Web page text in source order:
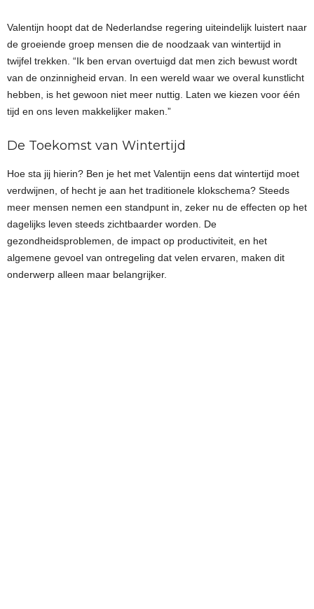
Valentijn hoopt dat de Nederlandse regering uiteindelijk luistert naar
de groeiende groep mensen die de noodzaak van wintertijd in
twijfel trekken. “Ik ben ervan overtuigd dat men zich bewust wordt
van de onzinnigheid ervan. In een wereld waar we overal kunstlicht
hebben, is het gewoon niet meer nuttig. Laten we kiezen voor één
tijd en ons leven makkelijker maken.”
De Toekomst van Wintertijd
Hoe sta jij hierin? Ben je het met Valentijn eens dat wintertijd moet
verdwijnen, of hecht je aan het traditionele klokschema? Steeds
meer mensen nemen een standpunt in, zeker nu de effecten op het
dagelijks leven steeds zichtbaarder worden. De
gezondheidsproblemen, de impact op productiviteit, en het
algemene gevoel van ontregeling dat velen ervaren, maken dit
onderwerp alleen maar belangrijker.